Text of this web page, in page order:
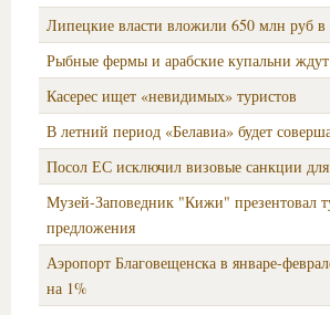
Липецкие власти вложили 650 млн руб в
Рыбные фермы и арабские купальни ждут
Касерес ищет «невидимых» туристов
В летний период «Белавиа» будет
Посол ЕС исключил визовые санкции
Музей-Заповедник "Кижи" презентовал
предложения
Аэропорт Благовещенска в январе-
на 1%